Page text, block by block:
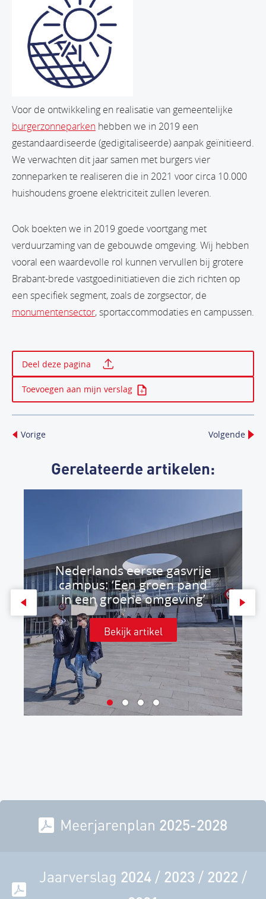
Voor de ontwikkeling en realisatie van gemeentelijke
burgerzonneparken hebben we in 2019 een
gestandaardiseerde (gedigitaliseerde) aanpak geïnitieerd.
We verwachten dit jaar samen met burgers vier
zonneparken te realiseren die in 2021 voor circa 10.000
huishoudens groene elektriciteit zullen leveren.
Ook boekten we in 2019 goede voortgang met
verduurzaming van de gebouwde omgeving. Wij hebben
vooral een waardevolle rol kunnen vervullen bij grotere
Brabant-brede vastgoedinitiatieven die zich richten op
een specifiek segment, zoals de zorgsector, de
monumentensector, sportaccommodaties en campussen.
Deel deze pagina
Toevoegen aan mijn verslag
Vorige Volgende
Gerelateerde artikelen:
Nederlands eerste gasvrije
campus: ‘Een groen pand
in een groene omgeving’
Bekijk artikel
Meerjarenplan 2025-2028
Jaarverslag 2024/ 2023 / 2022 /